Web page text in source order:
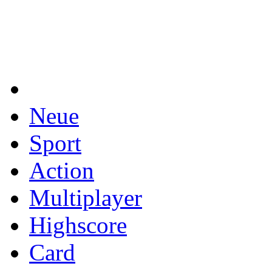
Neue
Sport
Action
Multiplayer
Highscore
Card